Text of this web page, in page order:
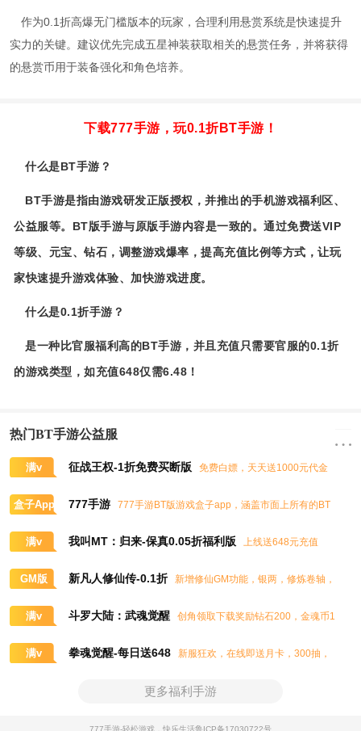
作为0.1折高爆无门槛版本的玩家，合理利用悬赏系统是快速提升
实力的关键。建议优先完成五星神装获取相关的悬赏任务，并将获得
的悬赏币用于装备强化和角色培养。
下载777手游，玩0.1折BT手游！
什么是BT手游？
BT手游是指由游戏研发正版授权，并推出的手机游戏福利区、
公益服等。BT版手游与原版手游内容是一致的。通过免费送VIP
等级、元宝、钻石，调整游戏爆率，提高充值比例等方式，让玩
家快速提升游戏体验、加快游戏进度。
什么是0.1折手游？
是一种比官服福利高的BT手游，并且充值只需要官服的0.1折
的游戏类型，如充值648仅需6.48！
热门BT手游公益服
满v 征战王权-1折免费买断版
免费白嫖，天天送1000元代金
盒子App 777手游
777手游BT版游戏盒子app，涵盖市面上所有的BT
满v 我叫MT：归来-保真0.05折福利版
上线送648元充值
GM版 新凡人修仙传-0.1折
新增修仙GM功能，银两，修炼卷轴，
满v 斗罗大陆：武魂觉醒
创角领取下载奖励钻石200，金魂币1
满v 拳魂觉醒-每日送648
新服狂欢，在线即送月卡，300抽，
更多福利手游
777手游-轻松游戏，快乐生活鲁ICP备17030722号